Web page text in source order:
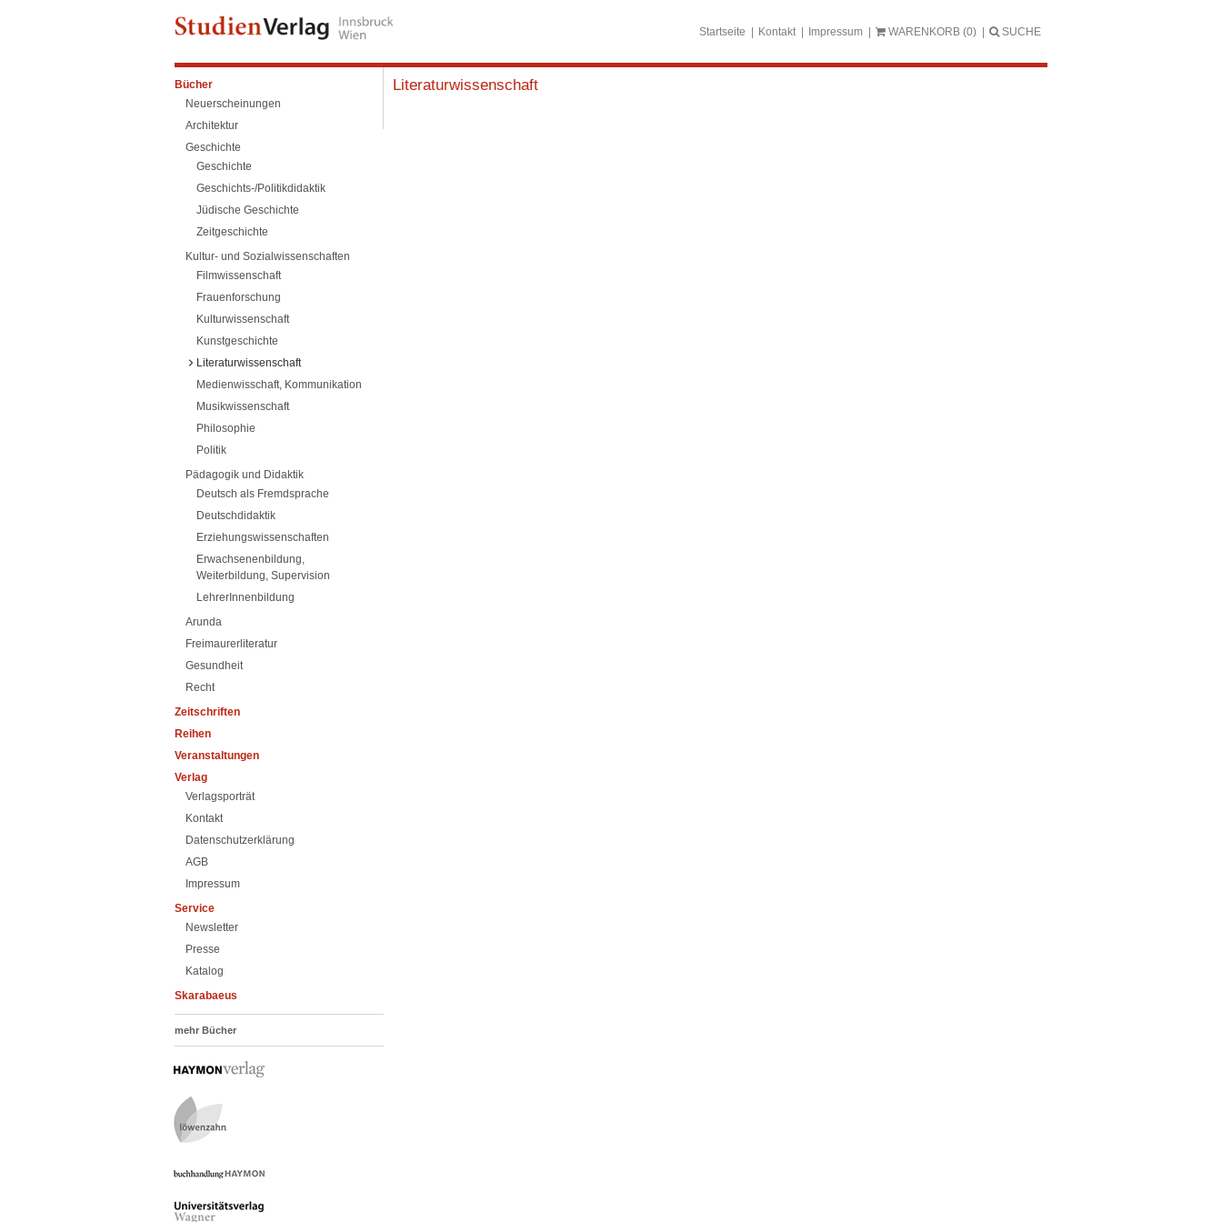
Startseite Kontakt Impressum WARENKORB (0) SUCHE
Bücher
Neuerscheinungen
Architektur
Geschichte
Geschichte
Geschichts-/Politikdidaktik
Jüdische Geschichte
Zeitgeschichte
Kultur- und Sozialwissenschaften
Filmwissenschaft
Frauenforschung
Kulturwissenschaft
Kunstgeschichte
Literaturwissenschaft
Medienwisschaft, Kommunikation
Musikwissenschaft
Philosophie
Politik
Pädagogik und Didaktik
Deutsch als Fremdsprache
Deutschdidaktik
Erziehungswissenschaften
Erwachsenenbildung,
Weiterbildung, Supervision
LehrerInnenbildung
Arunda
Freimaurerliteratur
Gesundheit
Recht
Zeitschriften
Reihen
Veranstaltungen
Verlag
Verlagsporträt
Kontakt
Datenschutzerklärung
AGB
Impressum
Service
Newsletter
Presse
Katalog
Skarabaeus
mehr Bücher
Literaturwissenschaft